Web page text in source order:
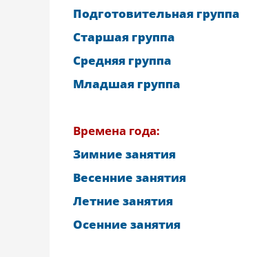
Подготовительная группа
Старшая группа
Средняя группа
Младшая группа
Времена года:
Зимние занятия
Весенние занятия
Летние занятия
Осенние занятия